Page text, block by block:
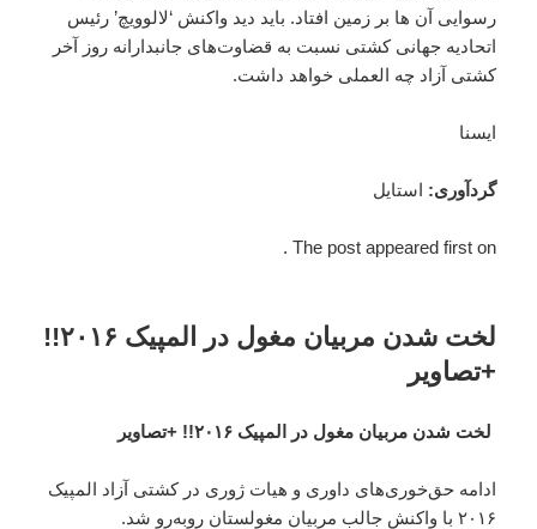
رسوایی آن ها بر زمین افتاد. باید دید واکنش ‘لالوویچ’ رئیس
اتحادیه جهانی کشتی نسبت به قضاوت‌های جانبدارانه روز آخر
کشتی آزاد چه ‌العملی خواهد داشت.
ایسنا
گردآوری: استایل
The post appeared first on .
لخت شدن مربیان مغول در المپیک ۲۰۱۶!!
+تصاویر
لخت شدن مربیان مغول در المپیک ۲۰۱۶!! +تصاویر
ادامه حق‌خوری‌های داوری و هیات ژوری در کشتی آزاد المپیک
۲۰۱۶ با واکنش جالب مربیان مغولستان روبه‌رو شد.